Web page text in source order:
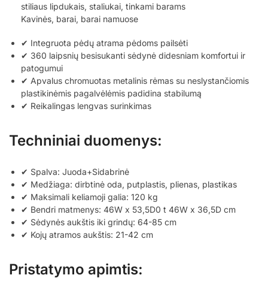
stiliaus lipdukais, staliukai, tinkami barams
Kavinės, barai, barai namuose
✔ Integruota pėdų atrama pėdoms pailsėti
✔ 360 laipsnių besisukanti sėdynė didesniam komfortui ir
patogumui
✔ Apvalus chromuotas metalinis rėmas su neslystančiomis
plastikinėmis pagalvėlėmis padidina stabilumą
✔ Reikalingas lengvas surinkimas
Techniniai duomenys:
✔ Spalva: Juoda+Sidabrinė
✔ Medžiaga: dirbtinė oda, putplastis, plienas, plastikas
✔ Maksimali keliamoji galia: 120 kg
✔ Bendri matmenys: 46W x 53,5D0 t 46W x 36,5D cm
✔ Sėdynės aukštis iki grindų: 64-85 cm
✔ Kojų atramos aukštis: 21-42 cm
Pristatymo apimtis: